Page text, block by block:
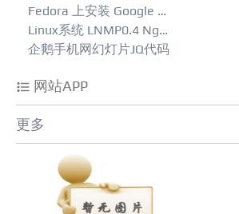
Fedora 上安装 Google …
Linux系统 LNMP0.4 Ng…
企鹅手机网幻灯片JQ代码
网站APP
更多